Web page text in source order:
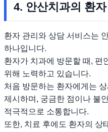
4. 안산치과의 환
환자 관리와 상담 서비스는
하나입니다.
환자가 치과에 방문할 때, 편
위해 노력하고 있습니다.
처음 방문하는 환자에게는
제시하며, 궁금한 점이나 불
적극적으로 소통합니다.
또한, 치료 후에도 환자의 상